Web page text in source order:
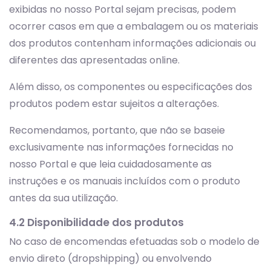
exibidas no nosso Portal sejam precisas, podem
ocorrer casos em que a embalagem ou os materiais
dos produtos contenham informações adicionais ou
diferentes das apresentadas online.
Além disso, os componentes ou especificações dos
produtos podem estar sujeitos a alterações.
Recomendamos, portanto, que não se baseie
exclusivamente nas informações fornecidas no
nosso Portal e que leia cuidadosamente as
instruções e os manuais incluídos com o produto
antes da sua utilização.
4.2 Disponibilidade dos produtos
No caso de encomendas efetuadas sob o modelo de
envio direto (dropshipping) ou envolvendo